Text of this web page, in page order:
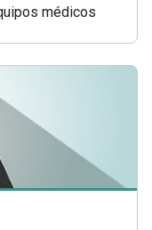
médicos